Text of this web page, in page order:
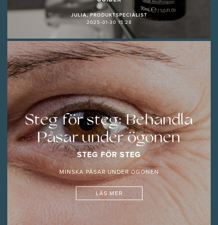
JULIA, PRODUKTSPECIALIST
2025-01-30 15:28
Steg för steg: Behandla
Påsar under ögonen
STEG FÖR STEG
MINSKA PÅSAR UNDER ÖGONEN
LÄS MER